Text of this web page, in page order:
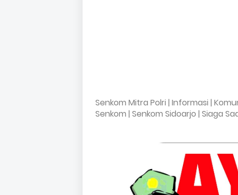
Senkom Mitra Polri | Informasi |
Senkom | Senkom Sidoarjo | Siaga